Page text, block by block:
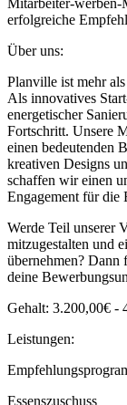
erfolgreiche
Über uns:
Planville ist mehr
Als innovatives
energetischer
Fortschritt. Unsere
einen bedeutenden
kreativen Designs
schaffen wir einen
Engagement für die
Werde Teil unserer
mitzugestalten und
übernehmen? Dann
deine
Gehalt: 3.200,00€ -
Leistungen:
Essenszuschuss